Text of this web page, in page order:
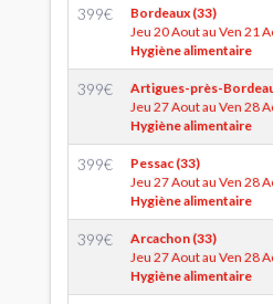
399€
Bordeaux (33)
Jeu 20 Aout au Ven 21
Hygiène alimentaire
399€
Artigues-près-
Jeu 27 Aout au Ven 28
Hygiène alimentaire
399€
Pessac (33)
Jeu 27 Aout au Ven 28
Hygiène alimentaire
399€
Arcachon (33)
Jeu 27 Aout au Ven 28
Hygiène alimentaire